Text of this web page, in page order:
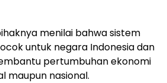
menilai bahwa sistem
untuk negara Indonesia dan
pertumbuhan ekonomi
maupun nasional.